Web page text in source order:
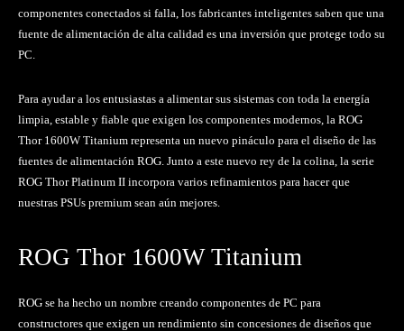
componentes conectados si falla, los fabricantes inteligentes saben que una
fuente de alimentación de alta calidad es una inversión que protege todo su
PC.
Para ayudar a los entusiastas a alimentar sus sistemas con toda la energía
limpia, estable y fiable que exigen los componentes modernos, la ROG
Thor 1600W Titanium representa un nuevo pináculo para el diseño de las
fuentes de alimentación ROG. Junto a este nuevo rey de la colina, la serie
ROG Thor Platinum II incorpora varios refinamientos para hacer que
nuestras PSUs premium sean aún mejores.
ROG Thor 1600W Titanium
ROG se ha hecho un nombre creando componentes de PC para
constructores que exigen un rendimiento sin concesiones de diseños que